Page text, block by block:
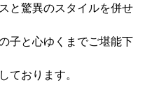
と驚異のスタイルを併せ
子と心ゆくまでご堪能下
ております。